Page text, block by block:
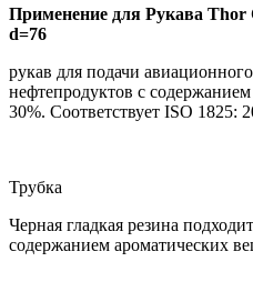
Применение для Рукава
d=76
рукав для подачи
нефтепродуктов с
30%. Соответствует ISO 1825:
Трубка
Черная гладкая резина
содержанием ароматических